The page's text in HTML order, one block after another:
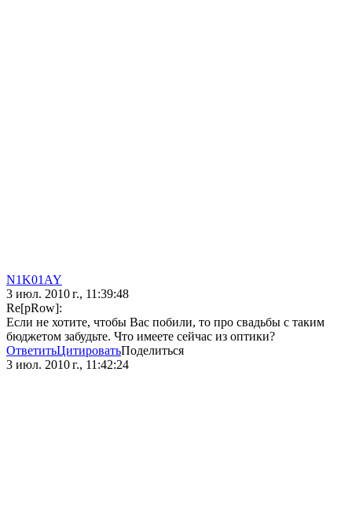
N1K01AY
3 июл. 2010 г., 11:39:48
Re[pRow]:
Если не хотите, чтобы Вас побили, то про свадьбы с таким
бюджетом забудьте. Что имеете сейчас из оптики?
ОтветитьЦитироватьПоделиться
3 июл. 2010 г., 11:42:24